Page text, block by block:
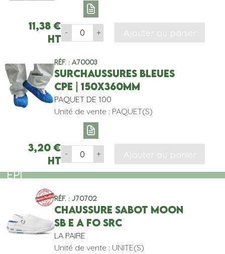
11,38 €
HT
- + Ajouter au panier
Réf. : A70003
SURCHAUSSURES BLEUES
CPE | 150X360MM
PAQUET DE 100
Unité de vente : PAQUET(S)
3,20€
HT
- + Ajouter au panier
EPI
Réf. : J70702
CHAUSSURE SABOT MOON
SB E A FO SRC
LA PAIRE
Unité de vente : UNITE(S)